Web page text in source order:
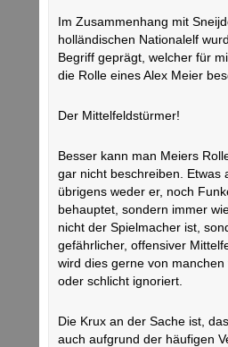
Im Zusammenhang mit
holländischen Nationalelf
Begriff geprägt, welcher für
die Rolle eines Alex Meier
Der Mittelfeldstürmer!
Besser kann man Meiers
gar nicht beschreiben. Etwas
übrigens weder er, noch
behauptet, sondern immer
nicht der Spielmacher ist,
gefährlicher, offensiver
wird dies gerne von
oder schlicht ignoriert.
Die Krux an der Sache ist,
auch aufgrund der häufigen